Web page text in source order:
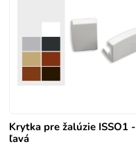
Krytka pre žalúzie ISSO1 -
ľavá